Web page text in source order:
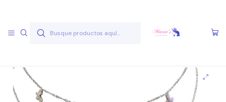
Inicio Joyas Acero Quirúgico Cadenas Acero Quirúgico
Cadenas A.Q. Plateados Cadena AQ P 11